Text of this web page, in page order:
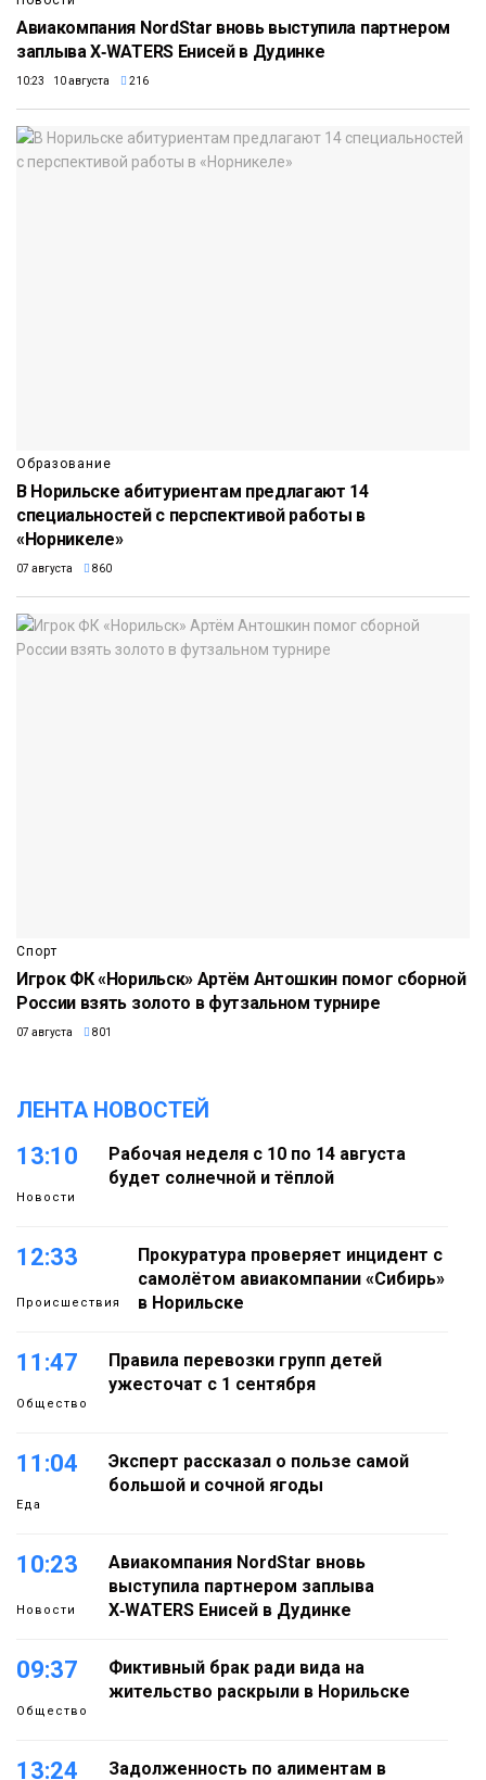
Авиакомпания NordStar вновь выступила партнером
заплыва X‑WATERS Енисей в Дудинке
10:23 10 августа 216
Образование
В Норильске абитуриентам предлагают 14
специальностей с перспективой работы в
«Норникеле»
07 августа 860
Спорт
Игрок ФК «Норильск» Артём Антошкин помог сборной
России взять золото в футзальном турнире
07 августа 801
ЛЕНТА НОВОСТЕЙ
13:10
Новости
Рабочая неделя с 10 по 14 августа
будет солнечной и тёплой
12:33
Происшествия
Прокуратура проверяет инцидент с
самолётом авиакомпании «Сибирь»
в Норильске
11:47
Общество
Правила перевозки групп детей
ужесточат с 1 сентября
11:04
Еда
Эксперт рассказал о пользе самой
большой и сочной ягоды
10:23
Новости
Авиакомпания NordStar вновь
выступила партнером заплыва
X‑WATERS Енисей в Дудинке
09:37
Общество
Фиктивный брак ради вида на
жительство раскрыли в Норильске
13:24
Задолженность по алиментам в